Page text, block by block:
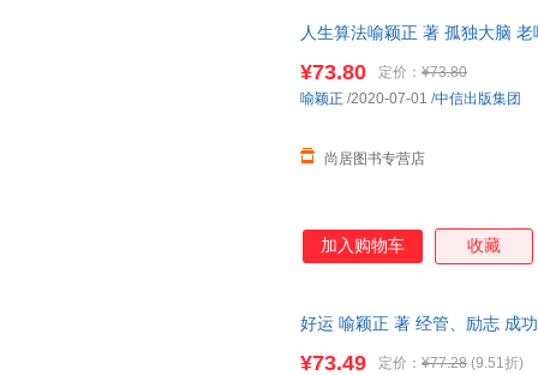
人生算法喻颖正 著 孤独大脑
¥73.80 定价： ¥73.80
尚居图书专营店
喻颖正 /2020-07-01 /中信出版集团
加入购物车 收藏
好运 喻颖正 著 经管、励志 成
¥73.49 定价： ¥77.28 (9.51折)